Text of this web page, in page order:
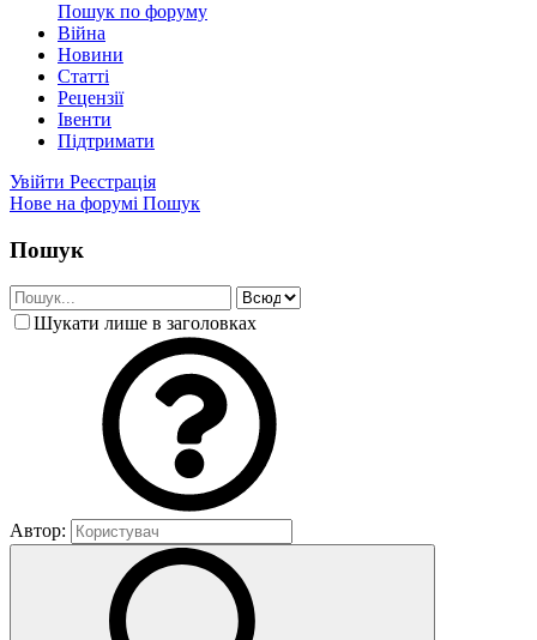
Пошук по форуму
Війна
Новини
Статті
Рецензії
Івенти
Підтримати
Увійти Реєстрація
Нове на форумі Пошук
Пошук
Шукати лише в заголовках
Автор: